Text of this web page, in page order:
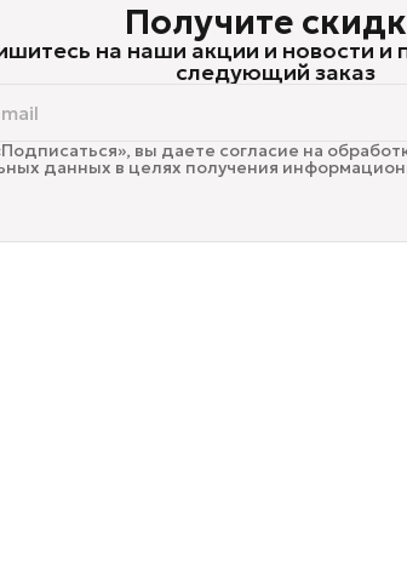
Получите
на наши акции и новости и
следующий заказ
вы даете согласие на
данных в целях получения